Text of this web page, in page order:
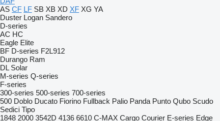
AS CF LF SB XB XD XF XG YA
Duster Logan Sandero
D-series
AC HC
Eagle Elite
BF D-series F2L912
Durango Ram
DL Solar
M-series Q-series
F-series
300-series 500-series 700-series
500 Doblo Ducato Fiorino Fullback Palio Panda Punto Qubo Scudo
Sedici Tipo
1848 2000 3542D 4136 6610 C-MAX Cargo Courier E-series Edge